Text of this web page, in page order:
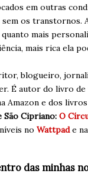
em outras
sem os transtornos.
mais
mais rica ela
blogueiro,
É autor do livro
Amazon e dos
São Cipriano: O
no Wattpad e
das minhas